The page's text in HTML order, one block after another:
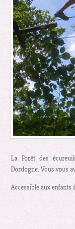
La Forêt des
Dordogne. Vous vous
Accessible aux enfants